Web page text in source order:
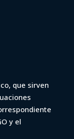
vs Cerro
que sirven
y el